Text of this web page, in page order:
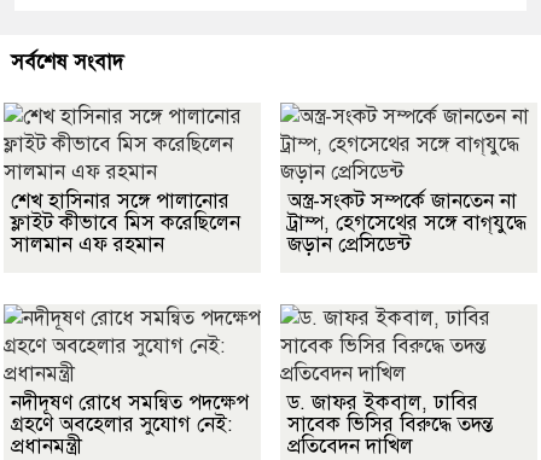
সর্বশেষ সংবাদ
শেখ হাসিনার সঙ্গে পালানোর
ফ্লাইট কীভাবে মিস করেছিলেন
সালমান এফ রহমান
অস্ত্র-সংকট সম্পর্কে জানতেন না
ট্রাম্প, হেগসেথের সঙ্গে বাগ্‌যুদ্ধে
জড়ান প্রেসিডেন্ট
নদীদূষণ রোধে সমন্বিত পদক্ষেপ
গ্রহণে অবহেলার সুযোগ নেই:
প্রধানমন্ত্রী
ড. জাফর ইকবাল, ঢাবির
সাবেক ভিসির বিরুদ্ধে তদন্ত
প্রতিবেদন দাখিল